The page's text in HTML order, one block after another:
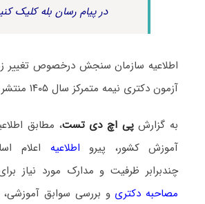
در پیام رسان بله کلیک
اطلاعیه سازمان سنجش درخصوص تغییر
آزمون دکتری نیمه متمرکز سال ۱۴۰۵ منتشر شد.
به گزارشپی اچ دی تست، مطابق
آموزش کشور، پیرو اطلاعیه اعلام
چندبرابر ظرفیت و مدارک مورد نیاز
مصاحبه دکتری و بررسی سوابق